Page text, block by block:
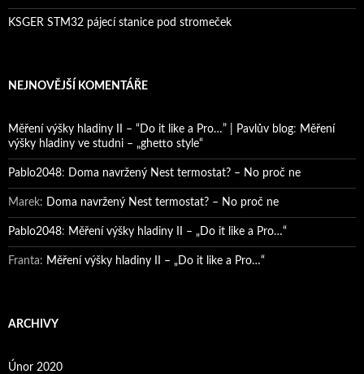
KSGER STM32 pájecí stanice pod stromeček
NEJNOVĚJŠÍ KOMENTÁŘE
Měření výšky hladiny II – “Do it like a Pro…” | Pavlův blog: Měření
výšky hladiny ve studni – „ghetto style“
Pablo2048: Doma navržený Nest termostat? – No proč ne
Marek: Doma navržený Nest termostat? – No proč ne
Pablo2048: Měření výšky hladiny II – „Do it like a Pro…“
Franta: Měření výšky hladiny II – „Do it like a Pro…“
ARCHIVY
Únor 2020